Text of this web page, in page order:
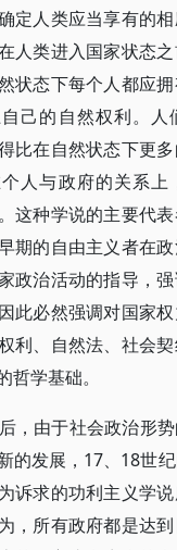
定人类应当享有的
人类进入国家状态
状态下每个人都应
己的自然权利。人
比在自然状态下更
人与政府的关系上
这种学说的主要代
期的自由主义者在
政治活动的指导，
此必然强调对国家
利、自然法、社会
哲学基础。
，由于社会政治形
的发展，17、18世
诉求的功利主义学
，所有政府都是达